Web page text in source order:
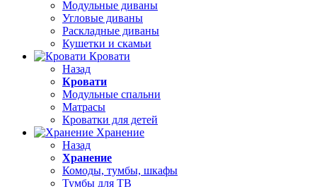
Модульные диваны
Угловые диваны
Раскладные диваны
Кушетки и скамьи
Кровати
Назад
Кровати
Модульные спальни
Матрасы
Кроватки для детей
Хранение
Назад
Хранение
Комоды, тумбы, шкафы
Тумбы для ТВ